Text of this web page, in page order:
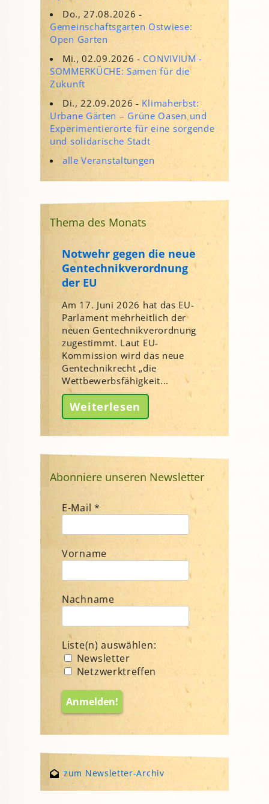
Do., 27.08.2026 -
Gemeinschaftsgarten Ostwiese:
Open Garten
Mi., 02.09.2026 - CONVIVIUM -
SOMMERKÜCHE: Samen für die
Zukunft
Di., 22.09.2026 - Klimaherbst:
Urbane Gärten – Grüne Oasen und
Experimentierorte für eine sorgende
und solidarische Stadt
alle Veranstaltungen
Thema des Monats
Notwehr gegen die neue
Gentechnikverordnung
der EU
Am 17. Juni 2026 hat das EU-
Parlament mehrheitlich der
neuen Gentechnikverordnung
zugestimmt. Laut EU-
Kommission wird das neue
Gentechnikrecht „die
Wettbewerbsfähigkeit...
Weiterlesen
Abonniere unseren Newsletter
E-Mail *
Vorname
Nachname
Liste(n) auswählen:
Newsletter
Netzwerktreffen
zum Newsletter-Archiv